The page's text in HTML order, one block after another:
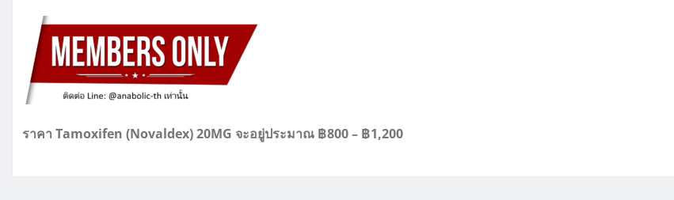
ราคา Tamoxifen (Novaldex) 20MG จะอยู่ประมาณ ฿800 – ฿1,200